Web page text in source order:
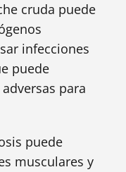
cruda puede
infecciones
puede
para
puede
musculares y